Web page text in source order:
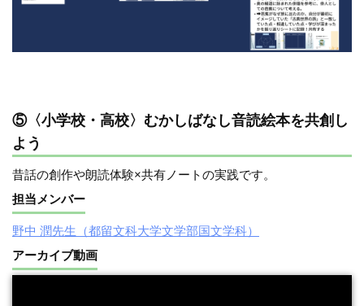
⑤〈小学校・高校〉むかしばなし音読絵本を共創し
よう
昔話の創作や朗読体験×共有ノートの実践です。
担当メンバー
野中 潤先生（都留文科大学文学部国文学科）
アーカイブ動画